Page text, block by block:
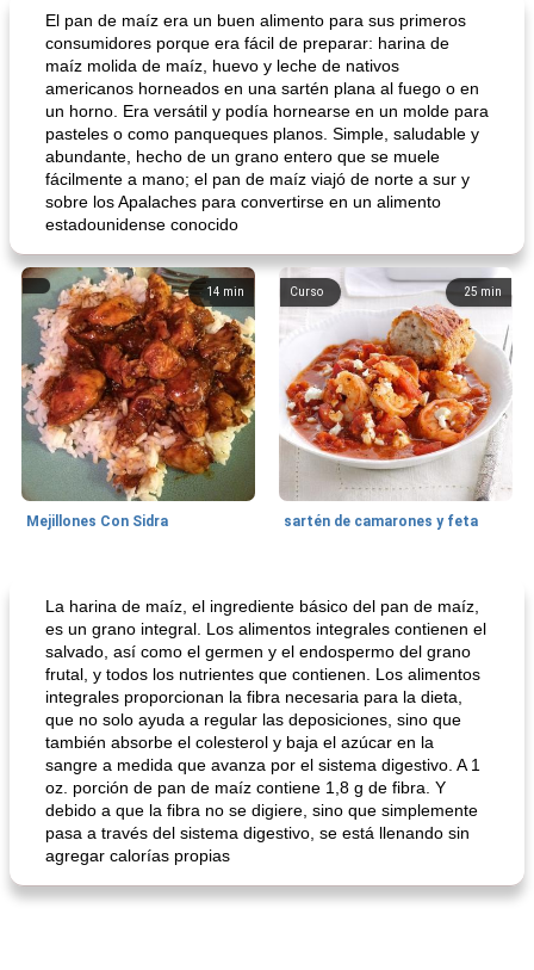
El pan de maíz era un buen alimento para sus primeros
consumidores porque era fácil de preparar: harina de
maíz molida de maíz, huevo y leche de nativos
americanos horneados en una sartén plana al fuego o en
un horno. Era versátil y podía hornearse en un molde para
pasteles o como panqueques planos. Simple, saludable y
abundante, hecho de un grano entero que se muele
fácilmente a mano; el pan de maíz viajó de norte a sur y
sobre los Apalaches para convertirse en un alimento
estadounidense conocido
14 min
Mejillones Con Sidra
25 min
Curso
sartén de camarones y feta
sopa de lentejas negras del chef john
La harina de maíz, el ingrediente básico del pan de maíz,
es un grano integral. Los alimentos integrales contienen el
salvado, así como el germen y el endospermo del grano
frutal, y todos los nutrientes que contienen. Los alimentos
integrales proporcionan la fibra necesaria para la dieta,
que no solo ayuda a regular las deposiciones, sino que
también absorbe el colesterol y baja el azúcar en la
sangre a medida que avanza por el sistema digestivo. A 1
oz. porción de pan de maíz contiene 1,8 g de fibra. Y
debido a que la fibra no se digiere, sino que simplemente
pasa a través del sistema digestivo, se está llenando sin
agregar calorías propias